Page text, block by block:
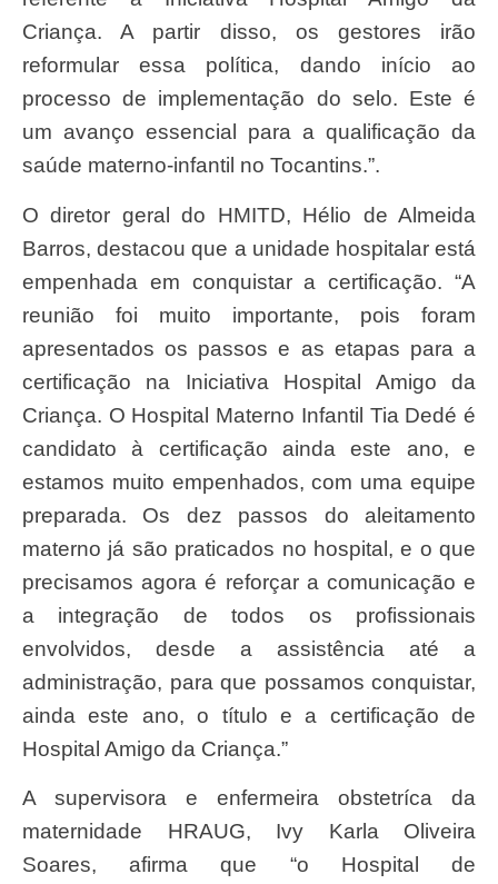
Criança. A partir disso, os gestores irão
reformular essa política, dando início ao
processo de implementação do selo. Este é
um avanço essencial para a qualificação da
saúde materno-infantil no Tocantins.”.
O diretor geral do HMITD, Hélio de Almeida
Barros, destacou que a unidade hospitalar está
empenhada em conquistar a certificação. “A
reunião foi muito importante, pois foram
apresentados os passos e as etapas para a
certificação na Iniciativa Hospital Amigo da
Criança. O Hospital Materno Infantil Tia Dedé é
candidato à certificação ainda este ano, e
estamos muito empenhados, com uma equipe
preparada. Os dez passos do aleitamento
materno já são praticados no hospital, e o que
precisamos agora é reforçar a comunicação e
a integração de todos os profissionais
envolvidos, desde a assistência até a
administração, para que possamos conquistar,
ainda este ano, o título e a certificação de
Hospital Amigo da Criança.”
A supervisora e enfermeira obstetríca da
maternidade HRAUG, Ivy Karla Oliveira
Soares, afirma que “o Hospital de